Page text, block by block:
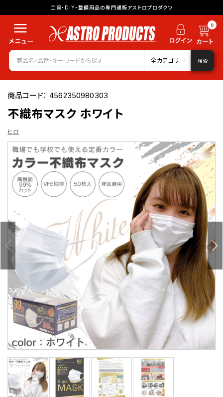
工具・DIY・整備用品の専門通販アストロプロダクツ
0
全カテゴリ 検索
商品コード：4562350980303
不織布マスク ホワイト
ヒロ